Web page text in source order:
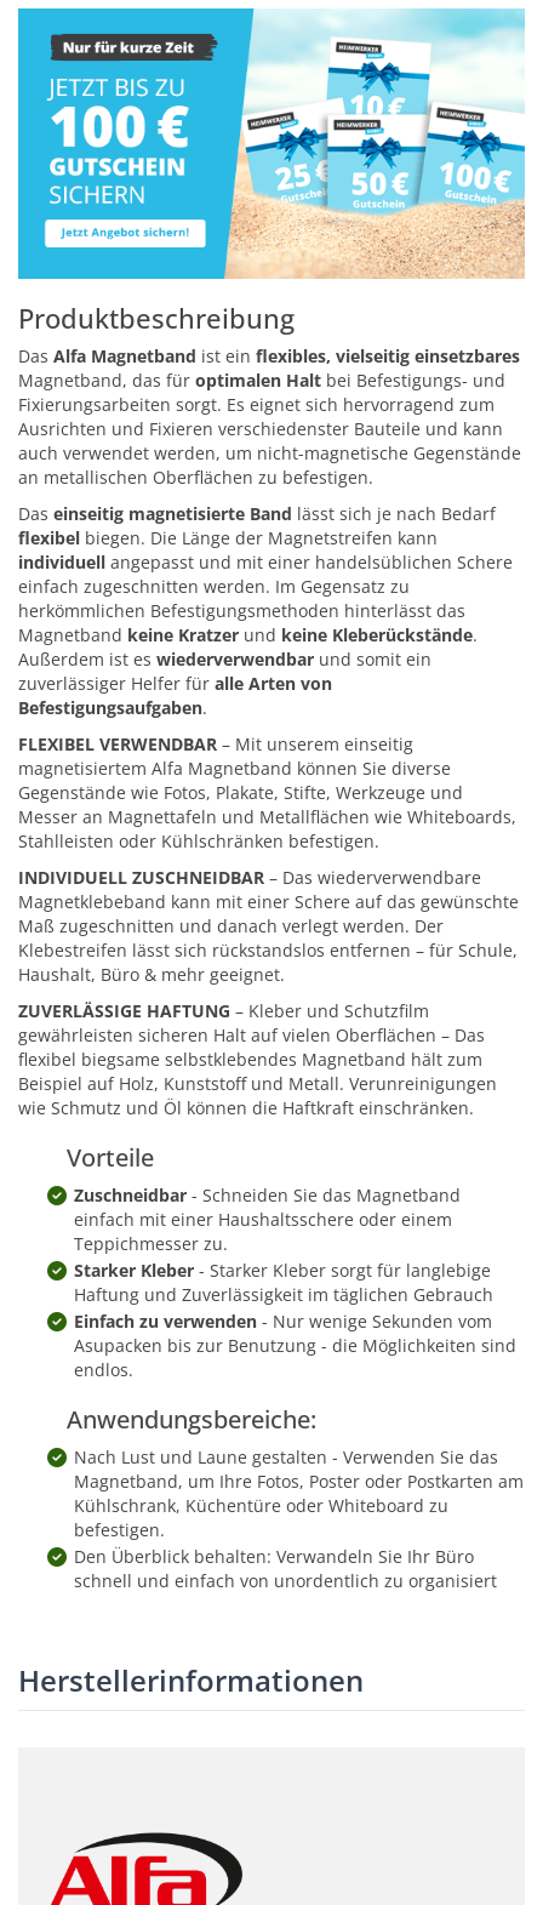
Produktbeschreibung
Das Alfa Magnetband ist ein flexibles, vielseitig einsetzbares
Magnetband, das für optimalen Halt bei Befestigungs- und
Fixierungsarbeiten sorgt. Es eignet sich hervorragend zum
Ausrichten und Fixieren verschiedenster Bauteile und kann
auch verwendet werden, um nicht-magnetische Gegenstände
an metallischen Oberflächen zu befestigen.
Das einseitig magnetisierte Band lässt sich je nach Bedarf
flexibel biegen. Die Länge der Magnetstreifen kann
individuell angepasst und mit einer handelsüblichen Schere
einfach zugeschnitten werden. Im Gegensatz zu
herkömmlichen Befestigungsmethoden hinterlässt das
Magnetband keine Kratzer und keine Kleberückstände.
Außerdem ist es wiederverwendbar und somit ein
zuverlässiger Helfer für alle Arten von
Befestigungsaufgaben.
FLEXIBEL VERWENDBAR – Mit unserem einseitig
magnetisiertem Alfa Magnetband können Sie diverse
Gegenstände wie Fotos, Plakate, Stifte, Werkzeuge und
Messer an Magnettafeln und Metallflächen wie Whiteboards,
Stahlleisten oder Kühlschränken befestigen.
INDIVIDUELL ZUSCHNEIDBAR – Das wiederverwendbare
Magnetklebeband kann mit einer Schere auf das gewünschte
Maß zugeschnitten und danach verlegt werden. Der
Klebestreifen lässt sich rückstandslos entfernen – für Schule,
Haushalt, Büro & mehr geeignet.
ZUVERLÄSSIGE HAFTUNG – Kleber und Schutzfilm
gewährleisten sicheren Halt auf vielen Oberflächen – Das
flexibel biegsame selbstklebendes Magnetband hält zum
Beispiel auf Holz, Kunststoff und Metall. Verunreinigungen
wie Schmutz und Öl können die Haftkraft einschränken.
Vorteile
Zuschneidbar - Schneiden Sie das Magnetband
einfach mit einer Haushaltsschere oder einem
Teppichmesser zu.
Starker Kleber - Starker Kleber sorgt für langlebige
Haftung und Zuverlässigkeit im täglichen Gebrauch
Einfach zu verwenden - Nur wenige Sekunden vom
Asupacken bis zur Benutzung - die Möglichkeiten sind
endlos.
Anwendungsbereiche:
Nach Lust und Laune gestalten - Verwenden Sie das
Magnetband, um Ihre Fotos, Poster oder Postkarten am
Kühlschrank, Küchentüre oder Whiteboard zu
befestigen.
Den Überblick behalten: Verwandeln Sie Ihr Büro
schnell und einfach von unordentlich zu organisiert
Herstellerinformationen